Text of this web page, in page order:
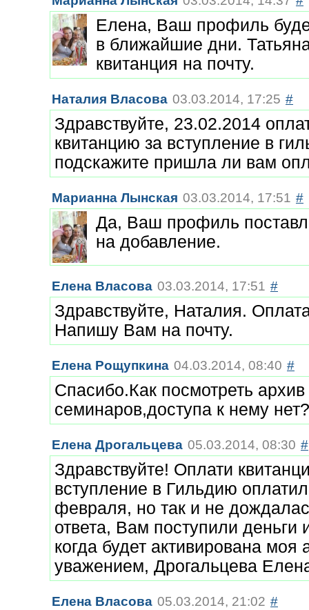
Елена, Ваш профиль
в ближайшие дни.
квитанция на почту.
Наталия Власова 03.03.2014, 17:25 #
Здравствуйте, 23.02.2014
квитанцию за вступление в
подскажите пришла ли вам
Марианна Лынская 03.03.2014, 17:51 #
Да, Ваш профиль
на добавление.
Елена Власова 03.03.2014, 17:51 #
Здравствуйте, Наталия.
Напишу Вам на почту.
Елена Рощупкина 04.03.2014, 08:40 #
Спасибо.Как посмотреть архив
семинаров,доступа к нему нет?
Елена Дрогальцева 05.03.2014, 08:30 #
Здравствуйте! Оплати
вступление в Гильдию
февраля, но так и не
ответа, Вам поступили деньги
когда будет активирована моя
уважением, Дрогальцева
Елена Власова 05.03.2014, 21:02 #